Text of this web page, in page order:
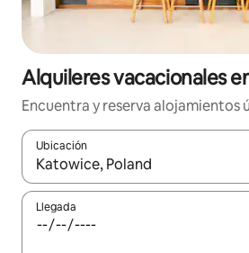
Alquileres vacacionales
Encuentra y reserva alojamientos
Ubicación
Cuando los resultados estén
Llegada